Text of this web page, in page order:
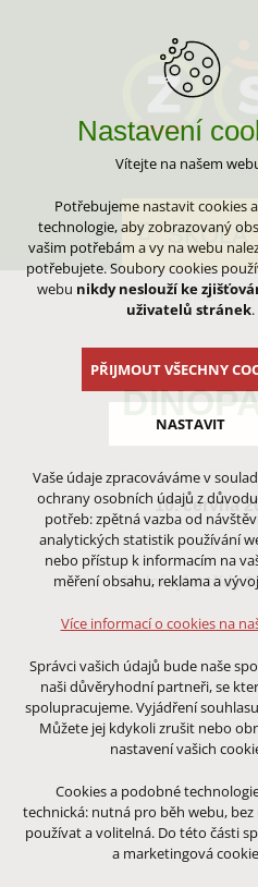
ŠKOLA
Kalendář
10. června
školní výlet třídy
Nastavení
Vítejte na našem
Potřebujeme nastavit cookies
technologie, aby zobrazovaný
vašim potřebám a vy na webu
potřebujete. Soubory cookies
webu nikdy neslouží ke
uživatelů stránek.
PŘIJMOUT VŠECHNY
NASTAVIT
Technická cookies
nutná pro provozování webu
udržení kontextu stránek
případná přihlášení, volby
Volitelná cookies
analytická pro
vyhodnocení návštěvnosti
marketingová cookies
Více informací o cookies na
ODMÍTNOUT VŠE
Vaše údaje zpracováváme v
ochrany osobních údajů z
potřeb: zpětná vazba od
analytických statistik používání
nebo přístup k informacím na
měření obsahu, reklama a
Více informací o cookies na
Správci vašich údajů bude naše
naši důvěryhodní partneři, se
spolupracujeme. Vyjádření
Můžete jej kdykoli zrušit nebo
nastavení vašich
Cookies a podobné
technická: nutná pro běh webu, bez
používat a volitelná. Do této části
a marketingová